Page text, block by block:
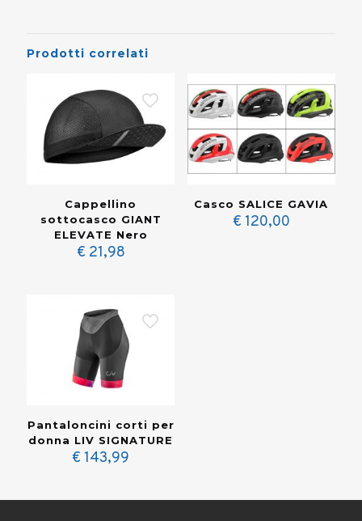
Prodotti correlati
Cappellino
sottocasco GIANT
ELEVATE Nero
€ 21,98
Casco SALICE GAVIA
€ 120,00
Pantaloncini corti per
donna LIV SIGNATURE
€ 143,99